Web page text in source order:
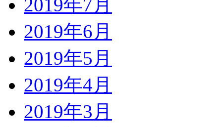
2019年7月
2019年6月
2019年5月
2019年4月
2019年3月